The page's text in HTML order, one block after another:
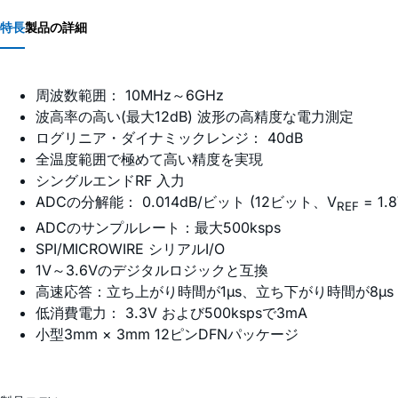
特長製品の詳細
周波数範囲： 10MHz～6GHz
波高率の高い(最大12dB) 波形の高精度な電力測定
ログリニア・ダイナミックレンジ： 40dB
全温度範囲で極めて高い精度を実現
シングルエンドRF 入力
ADCの分解能： 0.014dB/ビット (12ビット、VREF =
ADCのサンプルレート：最大500ksps
SPI/MICROWIRE シリアルI/O
1V～3.6Vのデジタルロジックと互換
高速応答：立ち上がり時間が1µs、立ち下がり時間が8µs
低消費電力： 3.3V および500kspsで3mA
小型3mm × 3mm 12ピンDFNパッケージ